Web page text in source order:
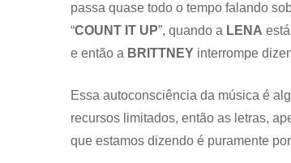
passa quase todo o tempo falando
“COUNT IT UP”, quando a LENA
e então a BRITTNEY interrompe
Essa autoconsciência da música é
recursos limitados, então as letras,
que estamos dizendo é puramente